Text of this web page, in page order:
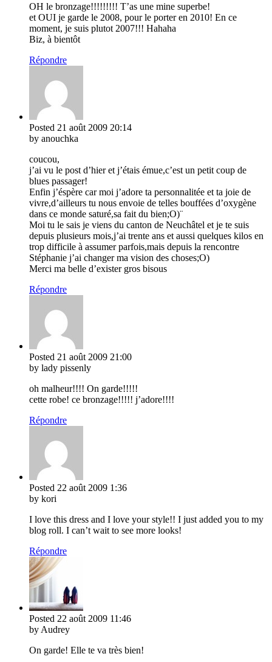
OH le bronzage!!!!!!!!! T’as une mine superbe!
et OUI je garde le 2008, pour le porter en 2010! En ce
moment, je suis plutot 2007!!! Hahaha
Biz, à bientôt
Répondre
Posted 21 août 2009 20:14
by anouchka
coucou,
j’ai vu le post d’hier et j’étais émue,c’est un petit coup de
blues passager!
Enfin j’éspère car moi j’adore ta personnalitée et ta joie de
vivre,d’ailleurs tu nous envoie de telles bouffées d’oxygène
dans ce monde saturé,sa fait du bien;O)¨
Moi tu le sais je viens du canton de Neuchâtel et je te suis
depuis plusieurs mois,j’ai trente ans et aussi quelques kilos en
trop difficile à assumer parfois,mais depuis la rencontre
Stéphanie j’ai changer ma vision des choses;O)
Merci ma belle d’exister gros bisous
Répondre
Posted 21 août 2009 21:00
by lady pissenly
oh malheur!!!! On garde!!!!!
cette robe! ce bronzage!!!!! j’adore!!!!
Répondre
Posted 22 août 2009 1:36
by kori
I love this dress and I love your style!! I just added you to my
blog roll. I can’t wait to see more looks!
Répondre
Posted 22 août 2009 11:46
by Audrey
On garde! Elle te va très bien!